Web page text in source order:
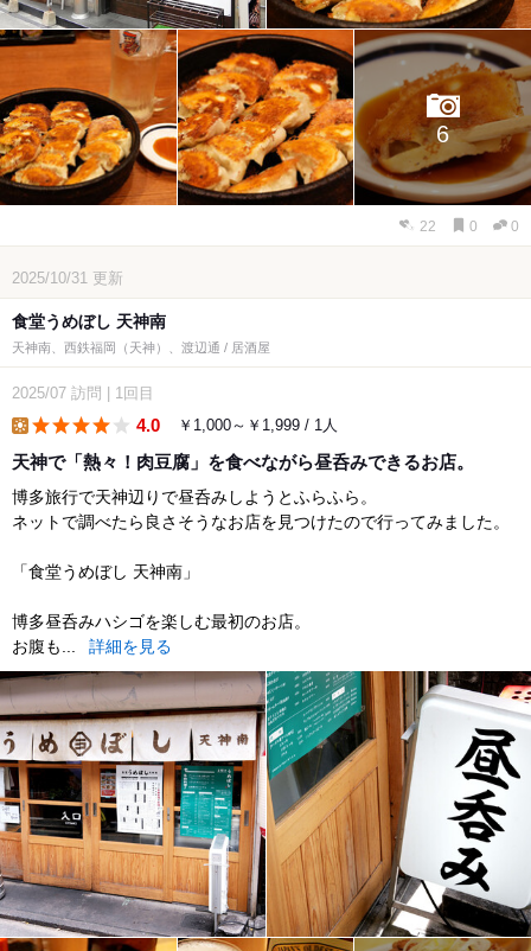
6
22 0 0
2025/10/31 更新
食堂うめぼし 天神南
天神南、西鉄福岡（天神）、渡辺通 / 居酒屋
2025/07 訪問 1回目
4.0 ￥1,000～￥1,999 / 1人
天神で「熱々！肉豆腐」を食べながら昼呑みできるお店。
博多旅行で天神辺りで昼呑みしようとふらふら。
ネットで調べたら良さそうなお店を見つけたので行ってみました。
「食堂うめぼし 天神南」
博多昼呑みハシゴを楽しむ最初のお店。
お腹も...
詳細を見る